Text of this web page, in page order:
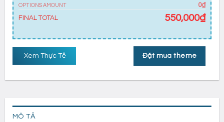
OPTIONS AMOUNT
0₫
FINAL TOTAL
550,000₫
Đặt mua theme
Xem Thực Tế
MÔ TẢ